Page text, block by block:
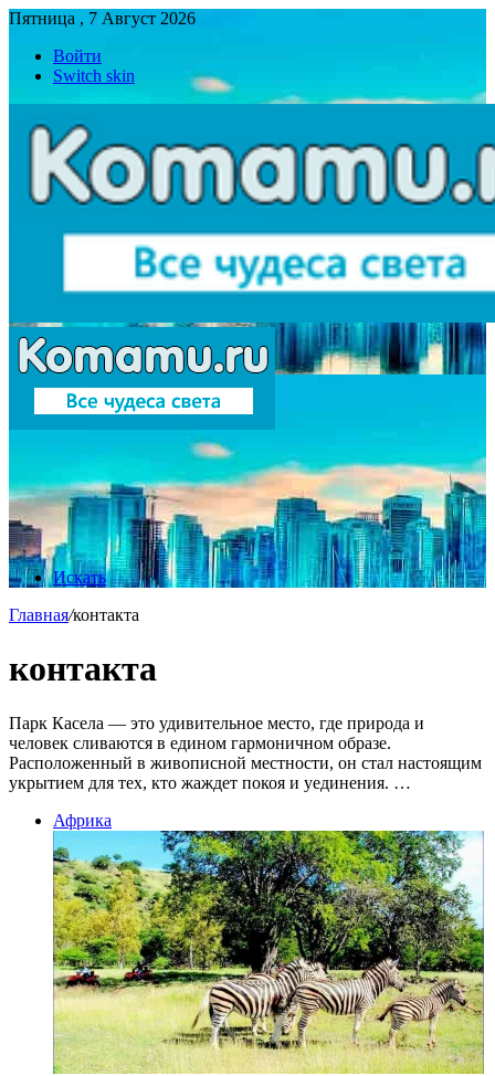
Пятница , 7 Август 2026
Войти
Switch skin
Искать
Главная/контакта
контакта
Парк Касела — это удивительное место, где природа и
человек сливаются в едином гармоничном образе.
Расположенный в живописной местности, он стал настоящим
укрытием для тех, кто жаждет покоя и уединения. …
Африка